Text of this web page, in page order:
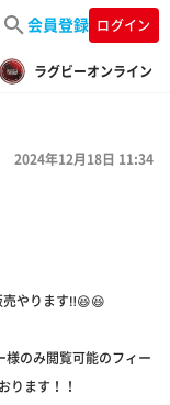
会員登録 ログイン
ラグビーオンライン
2024年12月18日 11:34
やります‼️😆😆
のみ閲覧可能のフィー
ります！！